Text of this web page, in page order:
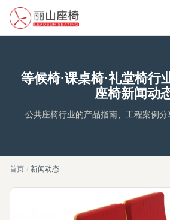
等候椅·课桌椅·礼堂椅
座椅新闻动
公共座椅行业的产品指南、工程案例分
首页 / 新闻动态